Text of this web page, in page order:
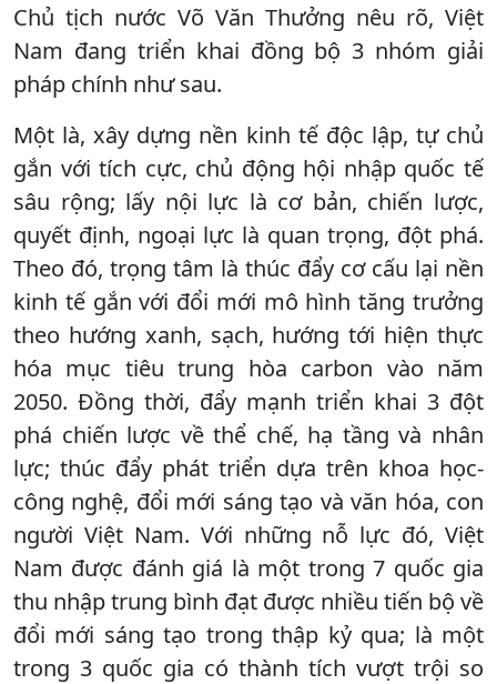
Chủ tịch nước Võ Văn Thưởng nêu rõ, Việt
Nam đang triển khai đồng bộ 3 nhóm giải
pháp chính như sau.
Một là, xây dựng nền kinh tế độc lập, tự chủ
gắn với tích cực, chủ động hội nhập quốc tế
sâu rộng; lấy nội lực là cơ bản, chiến lược,
quyết định, ngoại lực là quan trọng, đột phá.
Theo đó, trọng tâm là thúc đẩy cơ cấu lại nền
kinh tế gắn với đổi mới mô hình tăng trưởng
theo hướng xanh, sạch, hướng tới hiện thực
hóa mục tiêu trung hòa carbon vào năm
2050. Đồng thời, đẩy mạnh triển khai 3 đột
phá chiến lược về thể chế, hạ tầng và nhân
lực; thúc đẩy phát triển dựa trên khoa học-
công nghệ, đổi mới sáng tạo và văn hóa, con
người Việt Nam. Với những nỗ lực đó, Việt
Nam được đánh giá là một trong 7 quốc gia
thu nhập trung bình đạt được nhiều tiến bộ về
đổi mới sáng tạo trong thập kỷ qua; là một
trong 3 quốc gia có thành tích vượt trội so